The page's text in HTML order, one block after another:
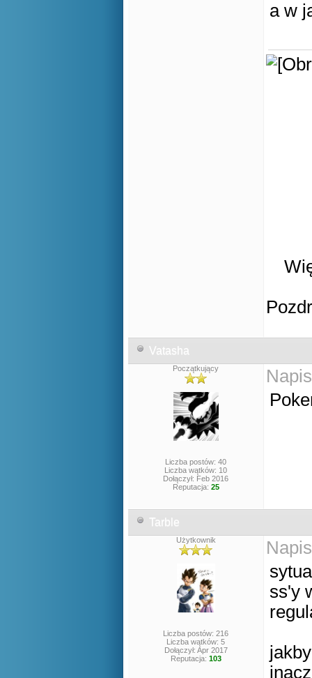
a w
Vatasha
Początkujący
Liczba postów: 40
Liczba wątków: 10
Dołączył: Feb 2016
Reputacja: 25
Tarble
Użytkownik
Liczba postów: 216
Liczba wątków: 5
Dołączył: Apr 2017
Reputacja: 103
ss'y